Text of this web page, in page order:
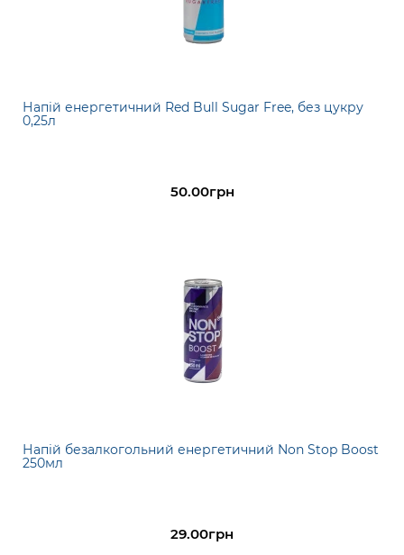
Напій енергетичний Red Bull Sugar Free, без цукру
0,25л
50.00грн
Напій безалкогольний енергетичний Non Stop Boost
250мл
29.00грн